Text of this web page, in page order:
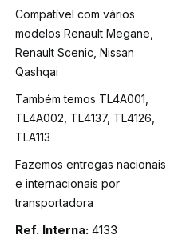
Compatível com vários
modelos Renault Megane,
Renault Scenic, Nissan
Qashqai
Também temos TL4A001,
TL4A002, TL4137, TL4126,
TLA113
Fazemos entregas nacionais
e internacionais por
transportadora
Ref. Interna: 4133